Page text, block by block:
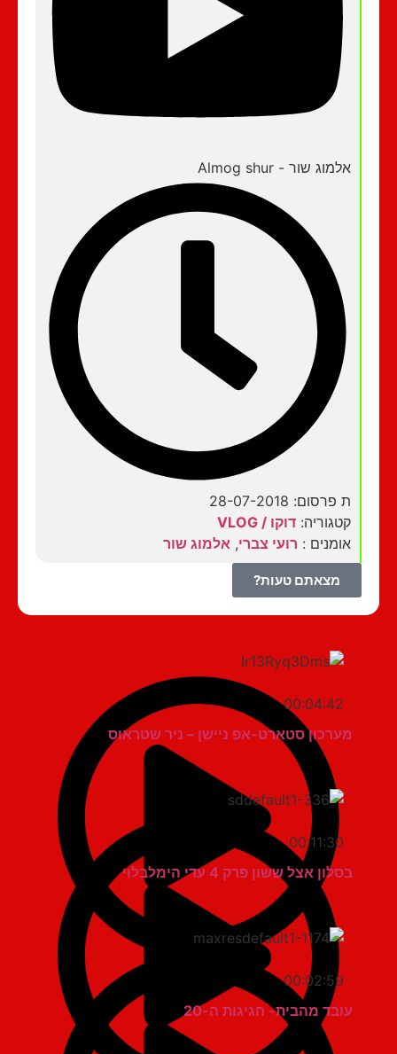
אלמוג שור - Almog shur
ת פרסום: 28-07-2018
קטגוריה:דוקו / VLOG
אומנים :רועי צברי,אלמוג שור
מצאתם טעות?
00:04:42
מערכון סטארט-אפ ניישן – ניר שטראוס
00:11:30
בסלון אצל ששון פרק 4 עדי הימלבלוי
00:02:59
עובד מהבית- חגיגות ה-20